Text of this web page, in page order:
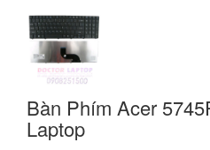
Bàn Phím Acer
Laptop